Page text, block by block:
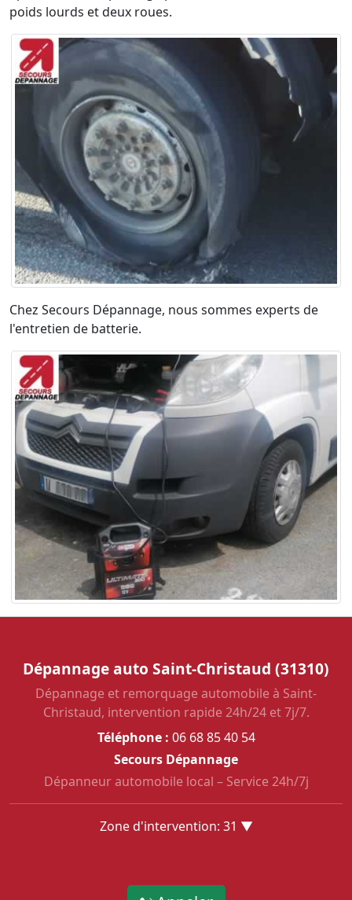
poids lourds et deux roues.
Chez Secours Dépannage, nous sommes experts de
l'entretien de batterie.
Dépannage auto Saint-Christaud (31310)
Dépannage et remorquage automobile à Saint-
Christaud, intervention rapide 24h/24 et 7j/7.
Téléphone : 06 68 85 40 54
Secours Dépannage
Dépanneur automobile local – Service 24h/7j
Zone d'intervention: 31 ▼